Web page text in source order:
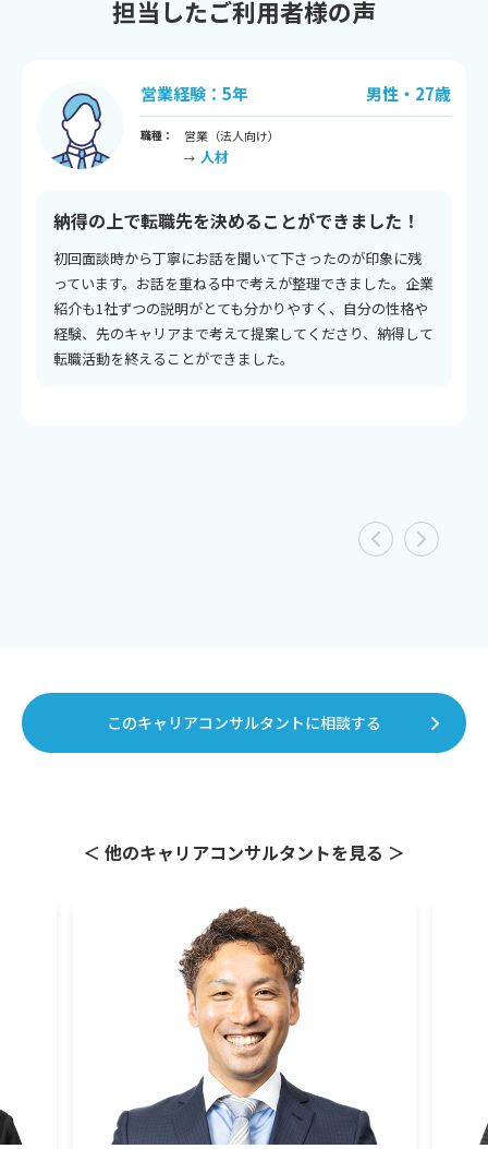
担当したご利用者様の声
営業経験：5年 男性・27歳
職種： 営業（法人向け）
→ 人材
納得の上で転職先を決めることができました！
初回面談時から丁寧にお話を聞いて下さったのが印象に残
っています。お話を重ねる中で考えが整理できました。企業
紹介も1社ずつの説明がとても分かりやすく、自分の性格や
経験、先のキャリアまで考えて提案してくださり、納得して
転職活動を終えることができました。
このキャリアコンサルタントに相談する
＜ 他のキャリアコンサルタントを見る ＞